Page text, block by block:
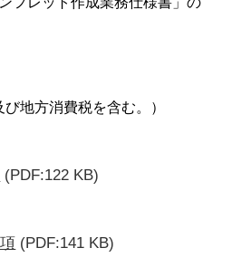
地方消費税を含む。）
(PDF:122 KB)
(PDF:141 KB)